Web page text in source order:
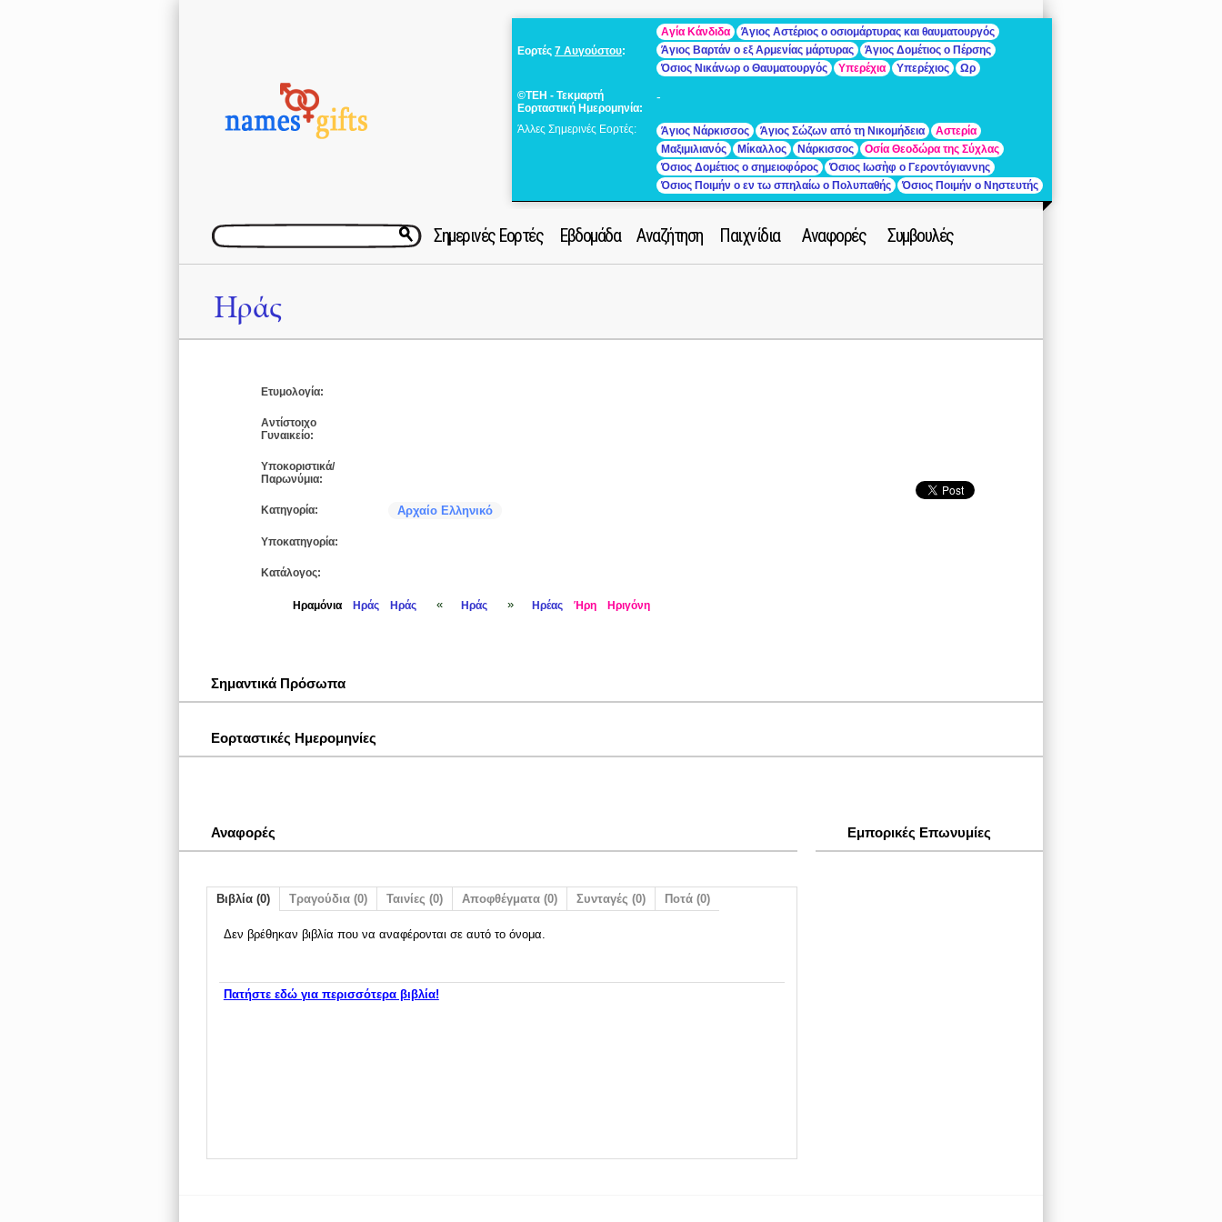
Εορτές 7 Αυγούστου:
Αγία Κάνδιδα
Άγιος Αστέριος ο οσιομάρτυρας και θαυματουργός
Άγιος Βαρτάν ο εξ Αρμενίας μάρτυρας
Άγιος Δομέτιος ο Πέρσης
Όσιος Νικάνωρ ο Θαυματουργός
Υπερέχια Υπερέχιος Ωρ
©ΤΕΗ - Τεκμαρτή
Εορταστική Ημερομηνία:
-
Άλλες Σημερινές Εορτές: Άγιος Νάρκισσος Άγιος Σώζων από τη Νικομήδεια
Αστερία
Μαξιμιλιανός
Μίκαλλος Νάρκισσος
Οσία Θεοδώρα της Σύχλας
Όσιος Δομέτιος ο σημειοφόρος
Όσιος Ιωσὴφ ο Γεροντόγιαννης
Όσιος Ποιμήν ο εν τω σπηλαίω ο Πολυπαθής
Όσιος Ποιμήν ο Νηστευτής
Σημερινές Εορτές Εβδομάδα Αναζήτηση Παιχνίδια Αναφορές Συμβουλές
Ηράς
Ετυμολογία:
Αντίστοιχο
Γυναικείο:
Υποκοριστικά/
Παρωνύμια:
Κατηγορία: Αρχαίο Ελληνικό
Υποκατηγορία:
Κατάλογος:
Ηραμόνια Ηράς Ηράς « Ηράς » Ηρέας Ήρη Ηριγόνη
Σημαντικά Πρόσωπα
Εορταστικές Ημερομηνίες
Εμπορικές Επωνυμίες
Αναφορές
Βιβλία (0) Τραγούδια (0) Ταινίες (0) Αποφθέγματα (0) Συνταγές (0) Ποτά (0)
Δεν βρέθηκαν βιβλία που να αναφέρονται σε αυτό το όνομα.
Πατήστε εδώ για περισσότερα βιβλία!